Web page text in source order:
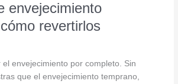
envejecimiento
revertirlos
envejecimiento por completo. Sin
que el envejecimiento temprano,